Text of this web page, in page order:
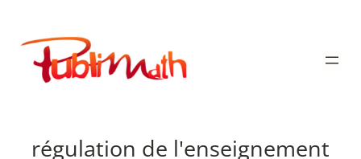
contenu
Publimath
régulation de l'enseignement